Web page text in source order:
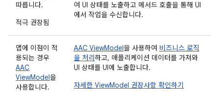
따릅니다.
적극 권장됨
여 UI 상태를 노출하고 메서드 호출을 통해 UI
에서 작업을 수신합니다.
앱에 이점이 적
용되는 경우
AAC
ViewModel을
사용합니다.
AAC ViewModel을 사용하여 비즈니스 로직
을 처리하고, 애플리케이션 데이터를 가져와
UI 상태를 UI에 노출합니다.
자세한 ViewModel 권장사항 확인하기